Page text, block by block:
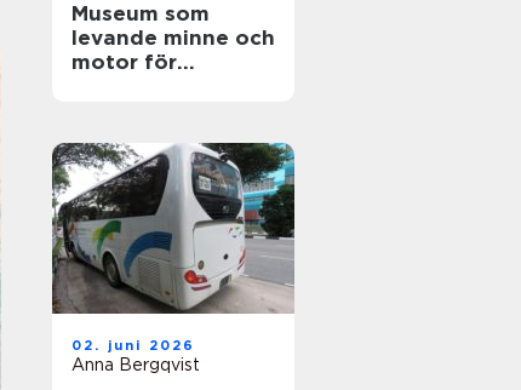
Museum som
levande minne och
motor för
02. juni 2026
Anna Bergqvist